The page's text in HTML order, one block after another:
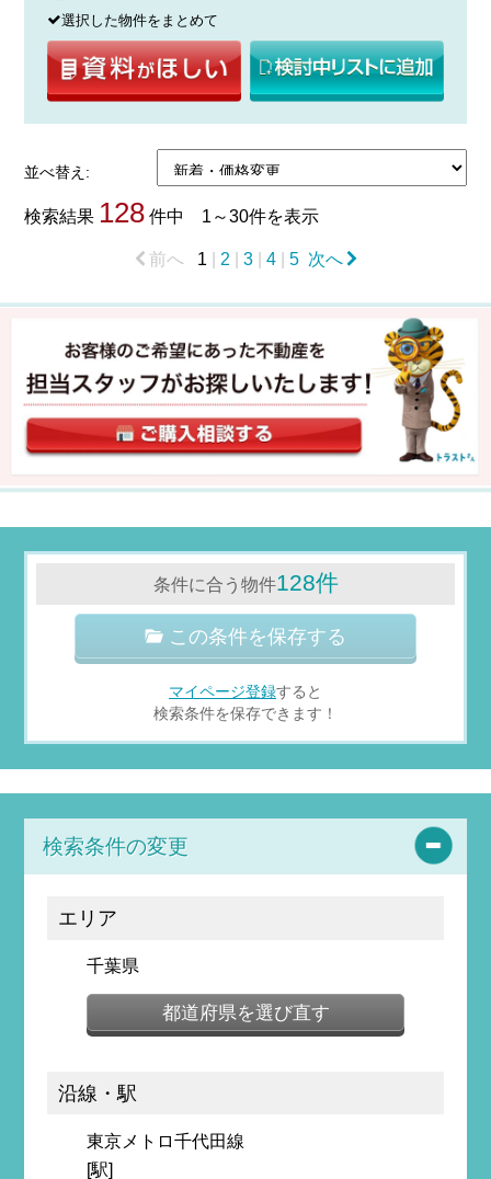
選択した物件をまとめて
並べ替え:
検索結果 128 件中 1～30件を表示
前へ 1 2 3 4 5 次へ
条件に合う物件128件
この条件を保存する
マイページ登録すると
検索条件を保存できます！
検索条件の変更
エリア
千葉県
都道府県を選び直す
沿線・駅
東京メトロ千代田線
[駅]